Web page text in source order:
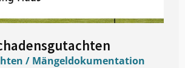
/ Mängeldokumentation